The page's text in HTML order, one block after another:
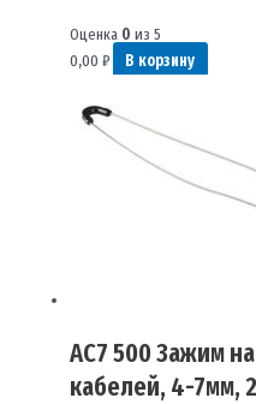
Оценка 0 из 5
0,00 ₽ В корзину
AC7 500 Зажим
кабелей, 4-7мм,